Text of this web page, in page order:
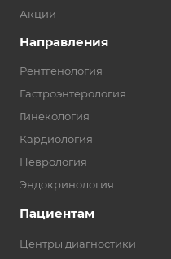
Акции
Направления
Рентгенология
Гастроэнтерология
Гинекология
Кардиология
Неврология
Эндокринология
Пациентам
Центры диагностики